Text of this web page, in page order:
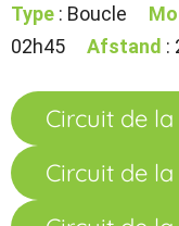
Type : Boucle
02h45
Afstand :
Circuit de
Circuit de